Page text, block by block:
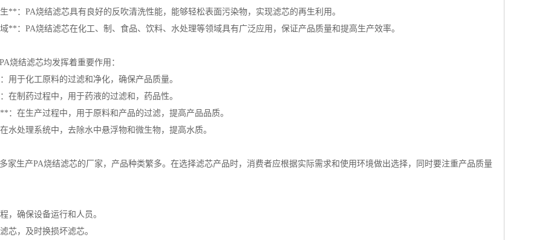
**：PA烧结滤芯具有良好的反吹清洗性能，能够轻松表面污染物，实现滤芯的再生利用。
**：PA烧结滤芯在化工、制、食品、饮料、水处理等领域具有广泛应用，保证产品质量和提高生产效率。
烧结滤芯均发挥着重要作用：
用于化工原料的过滤和净化，确保产品质量。
在制药过程中，用于药液的过滤和，药品性。
：在生产过程中，用于原料和产品的过滤，提高产品品质。
水处理系统中，去除水中悬浮物和微生物，提高水质。
家生产PA烧结滤芯的厂家，产品种类繁多。在选择滤芯产品时，消费者应根据实际需求和使用环境做出选择，同时要注重产品质量
，确保设备运行和人员。
芯，及时换损坏滤芯。